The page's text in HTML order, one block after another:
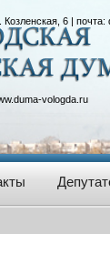
Козленская, 6 | почта:
vologda.ru